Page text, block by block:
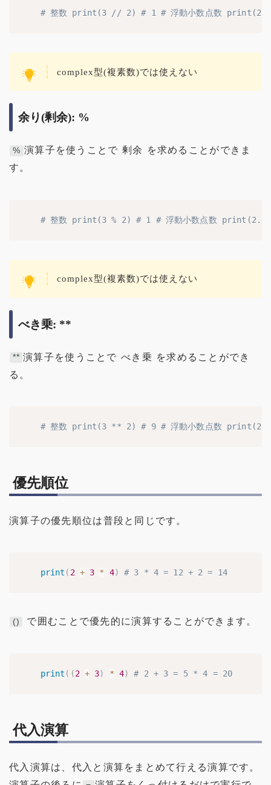
# 整数 print(3 // 2) # 1 # 浮動小数点数
complex型(複素数)では使えない
余り(剰余): %
% 演算子を使うことで 剰余 を求めることができま
す。
# 整数 print(3 % 2) # 1 # 浮動小数点数
complex型(複素数)では使えない
べき乗: **
** 演算子を使うことで べき乗 を求めることができ
る。
# 整数 print(3 ** 2) # 9 # 浮動小数点数 print(2.0
優先順位
演算子の優先順位は普段と同じです。
print ( 2 + 3 * 4) # 3 * 4 = 12 + 2 = 14
() で囲むことで優先的に演算することができます。
print ( (2 + 3) * 4) # 2 + 3 = 5 * 4 = 20
代入演算
代入演算は、代入と演算をまとめて行える演算です。